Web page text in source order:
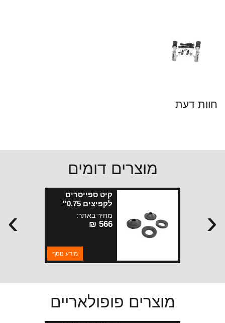
חוות דעת
מוצרים דומים
קיט ספייסרים
לקפיצים 0.75''
רנגלר JK קדמי
ואחורי ראף
מחיר באתר:
566 ₪
מידע נוסף
› ‹
מוצרים פופולאריים